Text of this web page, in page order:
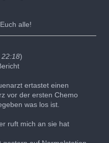
alle!
22:18)
ertastet einen
vor der ersten Chemo
was los ist.
ruft mich an sie hat